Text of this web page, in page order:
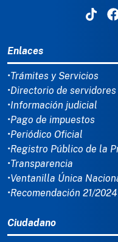
Enlaces
•Trámites y Servicios
•Directorio de
•Información judicial
•Pago de impuestos
•Periódico Oficial
•Registro Público de la
•Transparencia
•Ventanilla Única
•Recomendación 21/2024
Ciudadano